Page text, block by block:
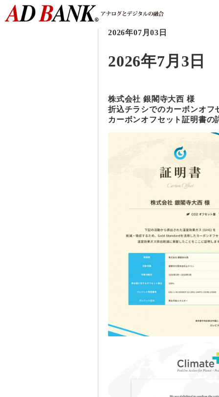
2026年07月03日
2026年7月3日
株式会社 銀閣寺大西 様
折込チラシでのカーボンオフ
カーボンオフセット証明書の